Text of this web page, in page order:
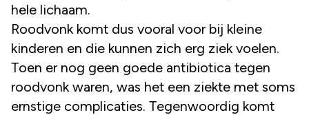
hele lichaam.
Roodvonk komt dus vooral voor bij kleine
kinderen en die kunnen zich erg ziek voelen.
Toen er nog geen goede antibiotica tegen
roodvonk waren, was het een ziekte met soms
ernstige complicaties. Tegenwoordig komt